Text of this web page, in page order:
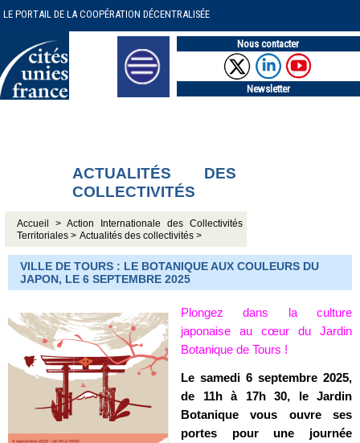
LE PORTAIL DE LA COOPÉRATION DÉCENTRALISÉE
Nous contacter
Newsletter
ACTUALITÉS DES
COLLECTIVITÉS
Accueil >Action Internationale des Collectivités
Territoriales > Actualités des collectivités >
VILLE DE TOURS : LE BOTANIQUE AUX COULEURS DU
JAPON, LE 6 SEPTEMBRE 2025
Plongez dans la culture
japonaise au cœur du Jardin
Botanique de Tours !
Le samedi 6 septembre 2025,
de 11h à 17h 30, le Jardin
Botanique vous ouvre ses
portes pour une journée